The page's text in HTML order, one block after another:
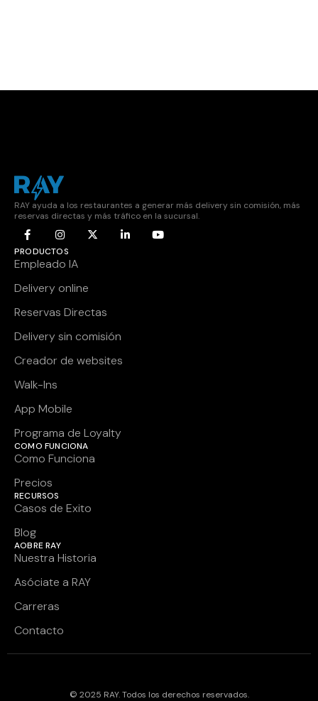
RAY ayuda a los restaurantes a generar más delivery sin comisión, más
reservas directas y más tráfico en la sucursal.
PRODUCTOS
Empleado IA
Delivery online
Reservas Directas
Delivery sin comisión
Creador de websites
Walk-Ins
App Mobile
Programa de Loyalty
COMO FUNCIONA
Como Funciona
Precios
RECURSOS
Casos de Exito
Blog
AOBRE RAY
Nuestra Historia
Asóciate a RAY
Carreras
Contacto
© 2025 RAY. Todos los derechos reservados.